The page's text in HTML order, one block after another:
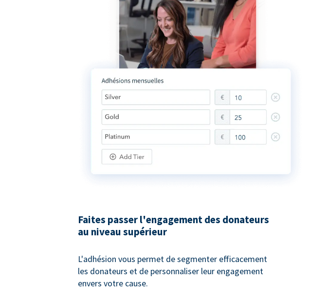
Faites passer l'engagement des donateurs
au niveau supérieur
L'adhésion vous permet de segmenter efficacement
les donateurs et de personnaliser leur engagement
envers votre cause.